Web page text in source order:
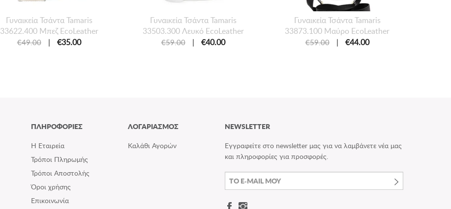
Γυναικεία Τσάντα Tamaris
33622.400 Μπεζ EcoLeather
€49.00 | €35.00
Γυναικεία Τσάντα Tamaris
33503.300 Λευκό EcoLeather
€59.00 | €40.00
Γυναικεία Τσάντα Tamaris
33873.100 Μαύρο EcoLeather
€59.00 | €44.00
ΠΛΗΡΟΦΟΡΙΕΣ
Η Εταιρεία
Τρόποι Πληρωμής
Τρόποι Αποστολής
Όροι χρήσης
Επικοινωνία
ΛΟΓΑΡΙΑΣΜΟΣ
Καλάθι Αγορών
NEWSLETTER
Εγγραφείτε στο newsletter μας για να λαμβάνετε νέα μας
και πληροφορίες για προσφορές.